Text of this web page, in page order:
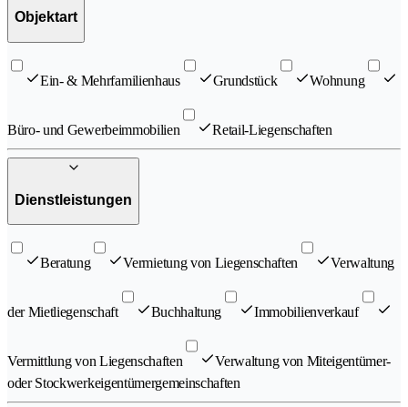
Objektart
Ein- & Mehrfamilienhaus Grundstück Wohnung
Büro- und Gewerbeimmobilien Retail-Liegenschaften
Dienstleistungen
Beratung Vermietung von Liegenschaften Verwaltung
der Mietliegenschaft Buchhaltung Immobilienverkauf
Vermittlung von Liegenschaften
Verwaltung von Miteigentümer-
oder Stockwerkeigentümergemeinschaften